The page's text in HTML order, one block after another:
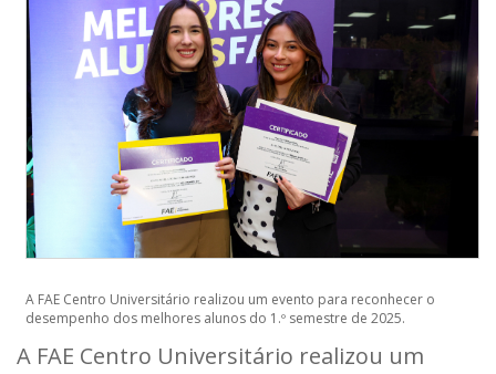
A FAE Centro Universitário realizou um evento para reconhecer o
desempenho dos melhores alunos do 1.º semestre de 2025.
A FAE Centro Universitário realizou um